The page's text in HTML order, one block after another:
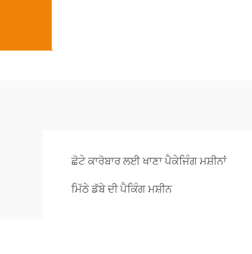
ਛੋਟੇ ਕਾਰੋਬਾਰ ਲਈ ਖਾਣਾ ਪੈਕੇਜਿੰਗ ਮਸ਼ੀਨਾਂ
ਮਿੱਠੇ ਡੱਬੇ ਦੀ ਪੈਕਿੰਗ ਮਸ਼ੀਨ